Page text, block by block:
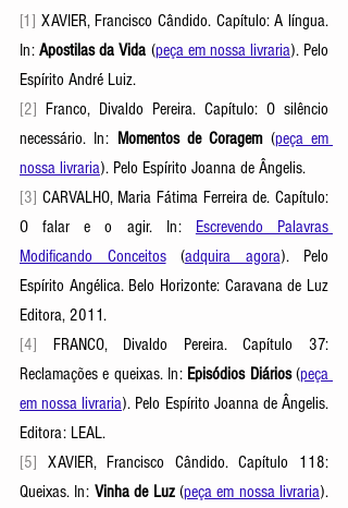
[1] XAVIER, Francisco Cândido. Capítulo: A língua.
In: Apostilas da Vida (peça em nossa livraria). Pelo
Espírito André Luiz.
[2]
Franco, Divaldo Pereira. Capítulo: O silêncio
necessário. In: Momentos de Coragem (peça em
nossa livraria). Pelo Espírito Joanna de Ângelis.
[3] CARVALHO, Maria Fátima Ferreira de. Capítulo:
O falar e o agir. In:
Escrevendo Palavras
Modificando Conceitos (adquira agora). Pelo
Espírito Angélica. Belo Horizonte: Caravana de Luz
Editora, 2011.
[4]
FRANCO, Divaldo Pereira. Capítulo 37:
Reclamações e queixas. In: Episódios Diários (peça
em nossa livraria). Pelo Espírito Joanna de Ângelis.
Editora: LEAL.
[5] XAVIER, Francisco Cândido. Capítulo 118:
Queixas. In: Vinha de Luz (peça em nossa livraria).